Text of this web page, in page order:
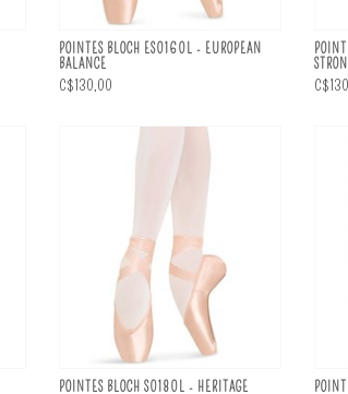
POINTES BLOCH ES0160L - EUROPEAN
BALANCE
C$130,00
POINTES BLOCH S0180L - HERITAGE